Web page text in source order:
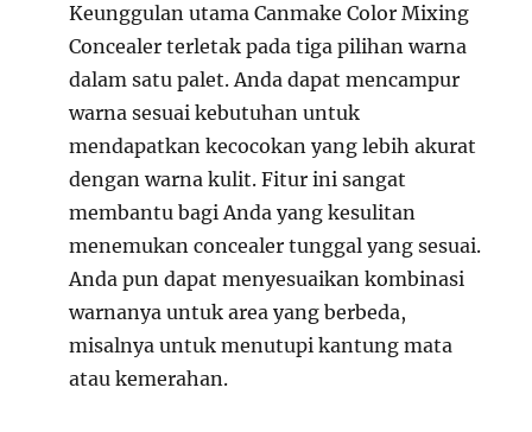
Keunggulan utama Canmake Color Mixing
Concealer terletak pada tiga pilihan warna
dalam satu palet. Anda dapat mencampur
warna sesuai kebutuhan untuk
mendapatkan kecocokan yang lebih akurat
dengan warna kulit. Fitur ini sangat
membantu bagi Anda yang kesulitan
menemukan concealer tunggal yang sesuai.
Anda pun dapat menyesuaikan kombinasi
warnanya untuk area yang berbeda,
misalnya untuk menutupi kantung mata
atau kemerahan.